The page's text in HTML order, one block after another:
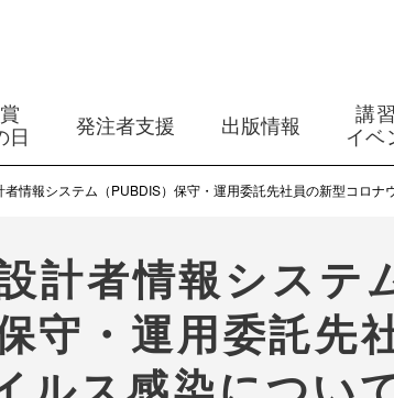
日
発注者支援 出版情報
講
イベ
者情報システム（PUBDIS）保守・運用委託先社員の新型コロナ
計者情報システ
守・運用委託先